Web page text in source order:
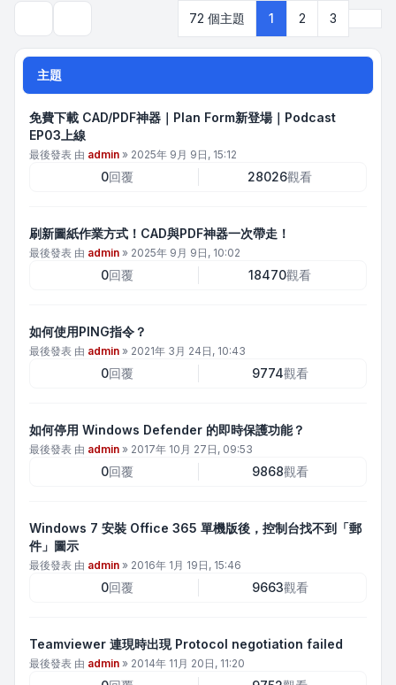
72 個主題 1 2 3
主題
免費下載 CAD/PDF神器｜Plan Form新登場｜Podcast
EP03上線
最後發表 由 admin » 2025年 9月 9日, 15:12
0回覆 28026觀看
刷新圖紙作業方式！CAD與PDF神器一次帶走！
最後發表 由 admin » 2025年 9月 9日, 10:02
0回覆 18470觀看
如何使用PING指令？
最後發表 由 admin » 2021年 3月 24日, 10:43
0回覆 9774觀看
如何停用 Windows Defender 的即時保護功能？
最後發表 由 admin » 2017年 10月 27日, 09:53
0回覆 9868觀看
Windows 7 安裝 Office 365 單機版後，控制台找不到「郵
件」圖示
最後發表 由 admin » 2016年 1月 19日, 15:46
0回覆 9663觀看
Teamviewer 連現時出現 Protocol negotiation failed
最後發表 由 admin » 2014年 11月 20日, 11:20